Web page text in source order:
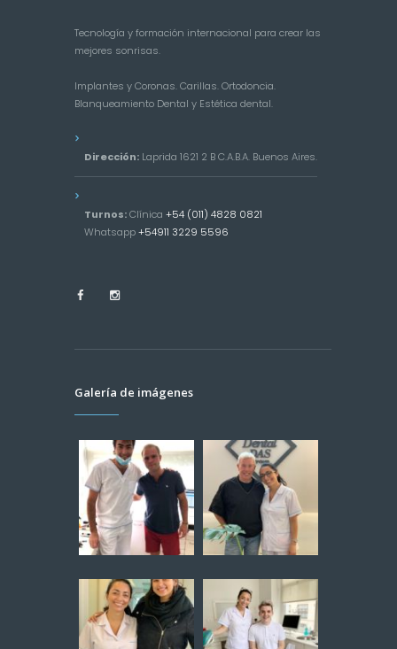
Tecnología y formación internacional para crear las
mejores sonrisas.
Implantes y Coronas. Carillas. Ortodoncia.
Blanqueamiento Dental y Estética dental.
Dirección: Laprida 1621 2 B C.A.B.A. Buenos Aires.
Turnos:Clínica+54 (011) 4828 0821
Whatsapp+54911 3229 5596
Galería de imágenes